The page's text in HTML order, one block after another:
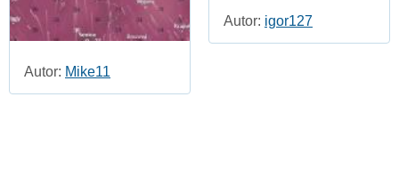
Autor: Mike11
Autor: igor127